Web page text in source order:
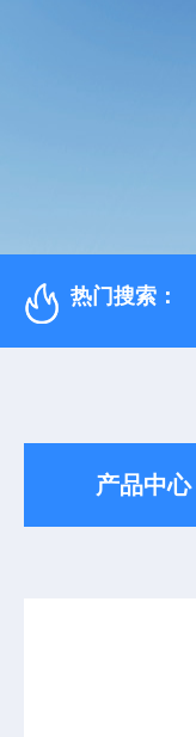
热门搜索：
产品中心